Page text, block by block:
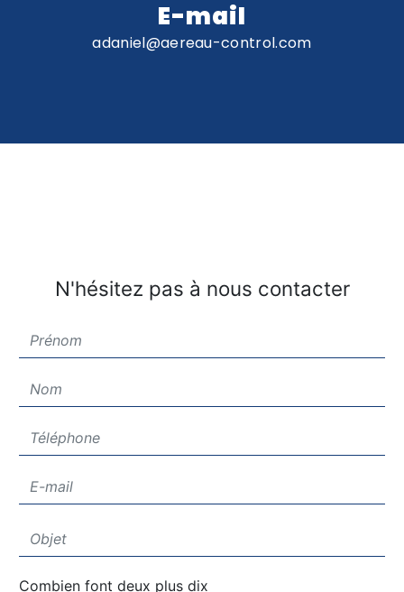
E-mail
adaniel@aereau-control.com
N'hésitez pas à nous contacter
Combien font deux plus dix